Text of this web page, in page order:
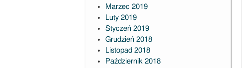
Marzec 2019
Luty 2019
Styczeń 2019
Grudzień 2018
Listopad 2018
Październik 2018